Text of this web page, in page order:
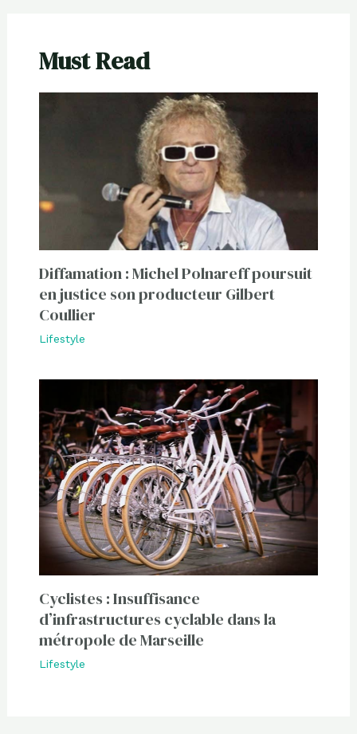
Must Read
Diffamation : Michel Polnareff poursuit
en justice son producteur Gilbert
Coullier
Lifestyle
Cyclistes : Insuffisance
d’infrastructures cyclable dans la
métropole de Marseille
Lifestyle